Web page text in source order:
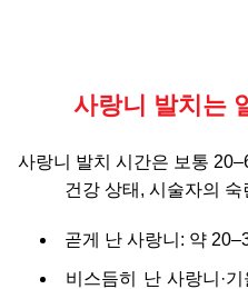
사랑니 발치는
사랑니 발치 시간은 보통
건강 상태, 시술자의
곧게 난 사랑니: 약
비스듬히 난 사랑니·